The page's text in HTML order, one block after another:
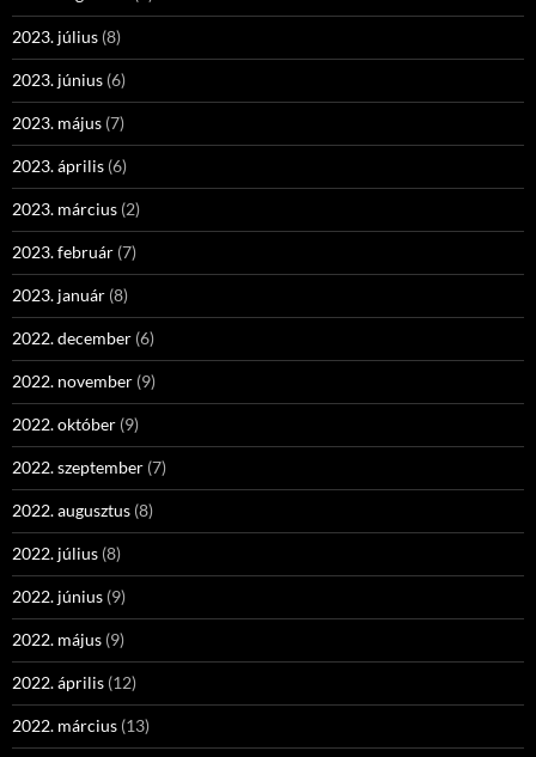
2023. július (8)
2023. június (6)
2023. május (7)
2023. április (6)
2023. március (2)
2023. február (7)
2023. január (8)
2022. december (6)
2022. november (9)
2022. október (9)
2022. szeptember (7)
2022. augusztus (8)
2022. július (8)
2022. június (9)
2022. május (9)
2022. április (12)
2022. március (13)